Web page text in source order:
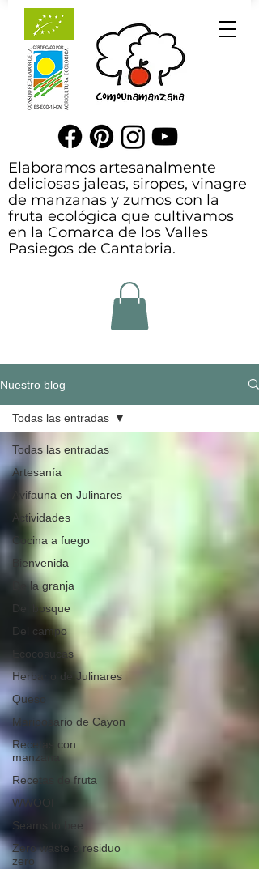
Elaboramos artesanalmente
deliciosas jaleas, siropes, vinagre
de manzanas y zumos con la
fruta ecológica que cultivamos
en la Comarca de los Valles
Pasiegos de Cantabria.
Nuestro blog
Todas las entradas
Artesanía
Avifauna en Julinares
Actividades
Cocina a fuego
Bienvenida
De la granja
Del bosque
Del campo
Ecocosucas
Herbario de Julinares
Queso
Mariposario de Cayon
Recetas con
manzana
Recetas de fruta
WWOOF
Seams to bee
Zero waste o residuo
zero
Todas las entradas